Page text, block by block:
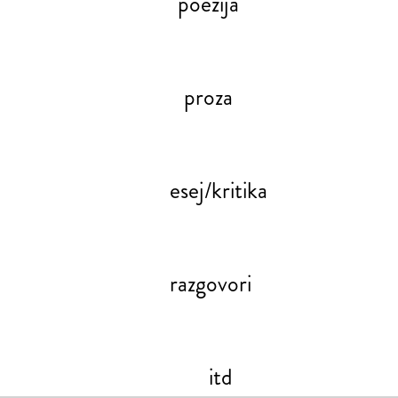
proza
esej/kritika
razgovori
itd